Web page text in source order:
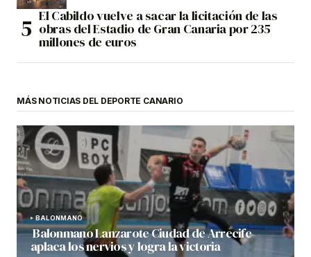
El Cabildo vuelve a sacar la licitación de las
obras del Estadio de Gran Canaria por 235
millones de euros
MÁS NOTICIAS DEL DEPORTE CANARIO
BALONMANO
Balonmano Lanzarote Ciudad de Arrecife
aplaca los nervios y logra la victoria